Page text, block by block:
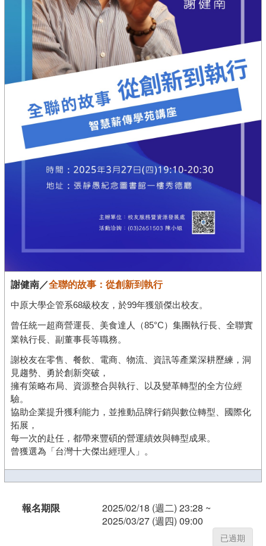
謝健南／全聯的故事：從創新到執行
中原大學企管系68級校友，於99年獲頒傑出校友。
曾任統一超商營運長、美食達人（85°C）集團執行長、全聯實
業執行長、副董事長等職務。
謝校友在零售、餐飲、電商、物流、資訊等產業深耕歷練，洞
見趨勢、勇於創新突破，
擁有策略布局、資源整合與執行、以及變革轉型的全方位經
驗。
協助企業提升獲利能力，並推動品牌行銷與數位轉型、國際化
拓展，
每一次的赴任，都帶來豐碩的營運績效與轉型成果。
曾獲選為「台灣十大傑出經理人」。
報名期限
2025/02/18 (週二) 23:28 ~
2025/03/27 (週四) 09:00
已過期